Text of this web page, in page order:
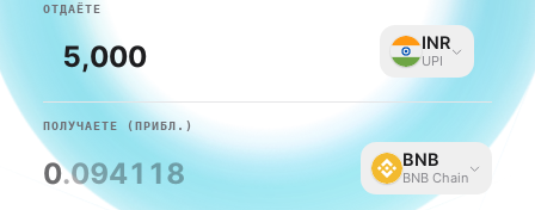
ОТДАЁТЕ
INR
UPI
ПОЛУЧАЕТЕ (ПРИБЛ.)
0.094118 BNB
BNB Chain